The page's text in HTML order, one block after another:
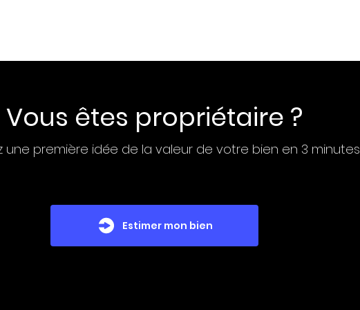
Vous êtes propriétaire ?
une première idée de la valeur de votre bien en 3 minutes
Estimer mon bien